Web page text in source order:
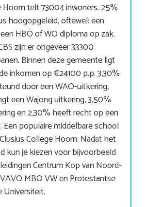
telt 73004 inwoners. 25%
hoogopgeleid, oftewel: een
HBO of WO diploma op zak.
zijn er ongeveer 33300
Binnen deze gemeente ligt
inkomen op €24100 p.p. 3,30%
door een WAO-uitkering,
een Wajong uitkering, 3,50%
en 2,30% heeft recht op een
Een populaire middelbare school
College Hoorn. Nadat het
kun je kiezen voor bijvoorbeeld
Centrum Kop van Noord-
MBO VW en Protestantse